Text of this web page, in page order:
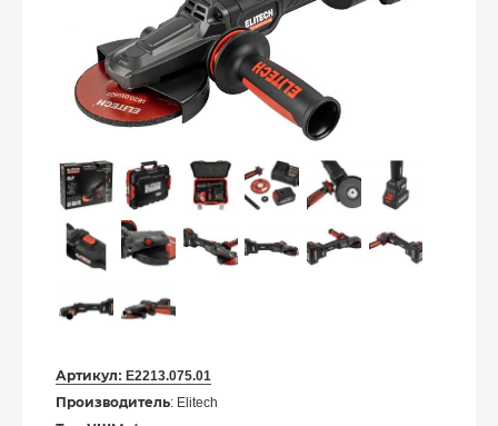
Артикул: E2213.075.01
Производитель: Elitech